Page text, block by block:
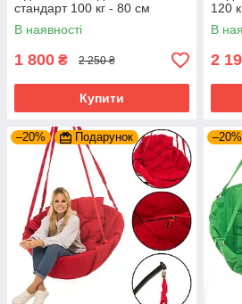
стандарт 100 кг - 80 см
Бордовий. Крісло-Гойдалка
В наявності
1 800 ₴ 2 250 ₴
Купити
120
В
2
–20% Подарунок –20%